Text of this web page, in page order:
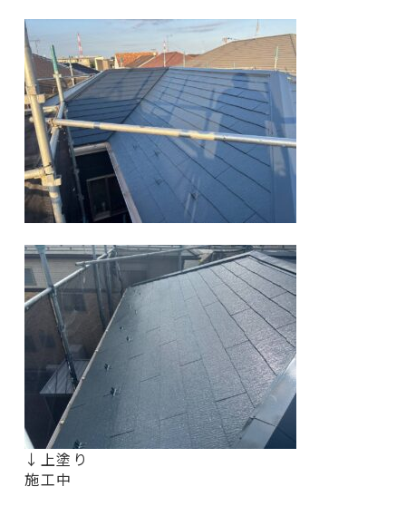
↓上塗り
施工中